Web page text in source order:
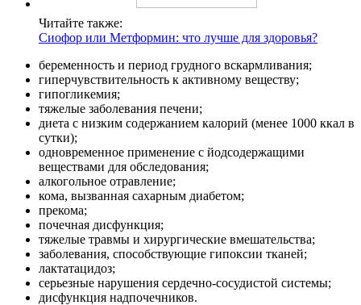
Читайте также:
Сиофор или Метформин: что лучше для здоровья?
беременность и период грудного вскармливания;
гиперчувствительность к активному веществу;
гипогликемия;
тяжелые заболевания печени;
диета с низким содержанием калорий (менее 1000 ккал в
сутки);
одновременное применение с йодсодержащими
веществами для обследования;
алкогольное отравление;
кома, вызванная сахарным диабетом;
прекома;
почечная дисфункция;
тяжелые травмы и хирургические вмешательства;
заболевания, способствующие гипоксии тканей;
лактатацидоз;
серьезные нарушения сердечно-сосудистой системы;
дисфункция надпочечников.